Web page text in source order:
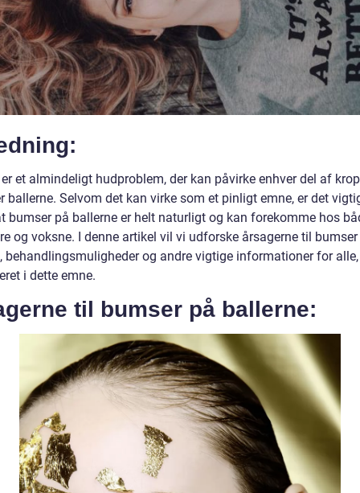
et almindeligt hudproblem, der kan påvirke enhver del af
ballerne. Selvom det kan virke som et pinligt emne, er det
bumser på ballerne er helt naturligt og kan forekomme hos
og voksne. I denne artikel vil vi udforske årsagerne til
behandlingsmuligheder og andre vigtige informationer for alle,
i dette emne.
til bumser på ballerne: